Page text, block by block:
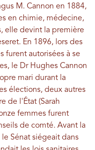
M. Cannon en 1884,
en chimie, médecine,
elle devint la première
En 1896, lors des
furent autorisées à se
le Dr Hughes Cannon
mari durant la
élections, deux autres
de l'État (Sarah
femmes furent
de comté. Avant la
Sénat siégeait dans